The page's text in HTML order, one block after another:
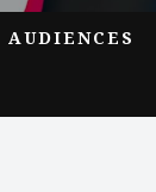
AUDIENCES